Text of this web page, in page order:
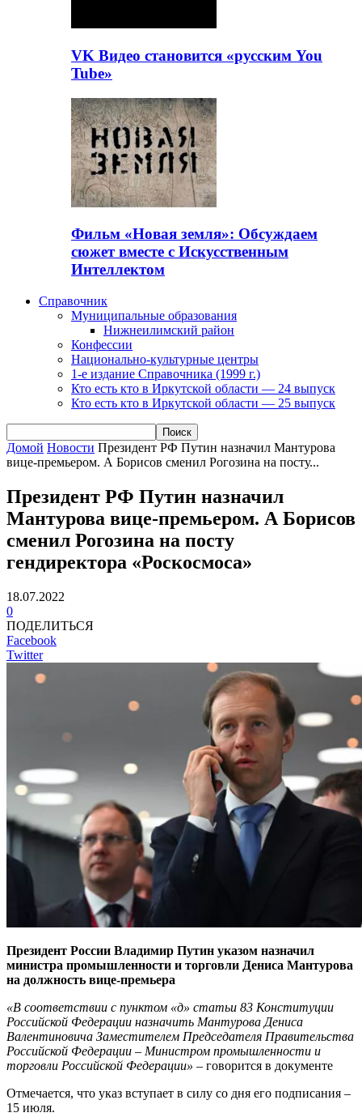
VK Видео становится «русским You
Tube»
Фильм «Новая земля»: Обсуждаем
сюжет вместе с Искусственным
Интеллектом
Справочник
Муниципальные образования
Нижнеилимский район
Конфессии
Национально-культурные центры
1-е издание Справочника (1999 г.)
Кто есть кто в Иркутской области — 24 выпуск
Кто есть кто в Иркутской области — 25 выпуск
Домой Новости Президент РФ Путин назначил Мантурова
вице-премьером. А Борисов сменил Рогозина на посту...
Президент РФ Путин назначил
Мантурова вице-премьером. А Борисов
сменил Рогозина на посту
гендиректора «Роскосмоса»
18.07.2022
0
ПОДЕЛИТЬСЯ
Facebook
Twitter
Президент России Владимир Путин указом назначил
министра промышленности и торговли Дениса Мантурова
на должность вице-премьера
«В соответствии с пунктом «д» статьи 83 Конституции
Российской Федерации назначить Мантурова Дениса
Валентиновича Заместителем Председателя Правительства
Российской Федерации – Министром промышленности и
торговли Российской Федерации» – говорится в документе
Отмечается, что указ вступает в силу со дня его подписания –
15 июля.